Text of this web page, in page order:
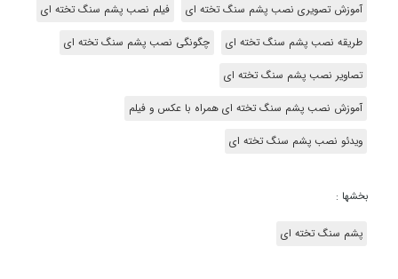
آموزش تصویری نصب پشم سنگ تخته ای فیلم نصب پشم سنگ تخته ای
طریقه نصب پشم سنگ تخته ای چگونگی نصب پشم سنگ تخته ای
تصاویر نصب پشم سنگ تخته ای
آموزش نصب پشم سنگ تخته ای همراه با عکس و فیلم
ویدئو نصب پشم سنگ تخته ای
بخشها :
پشم سنگ تخته ای